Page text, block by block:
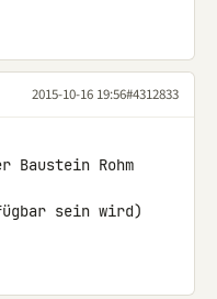
2015-10-16 19:56#4312833
Rohm
sein wird)